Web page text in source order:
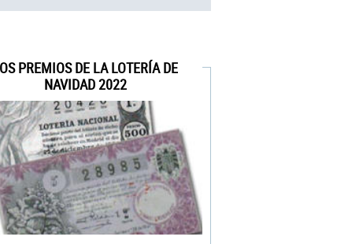
PREMIOS DE LA LOTERÍA DE
NAVIDAD 2022